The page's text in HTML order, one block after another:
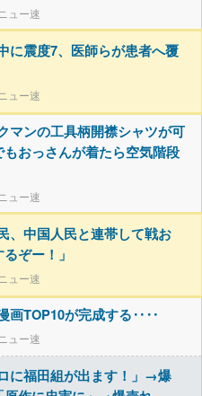
ニュー速
に震度7、医師らが患者へ覆
ニュー速
マンの工具柄開襟シャツが可
おっさんが着たら空気階段
ニュー速
、中国人民と連帯して戦お
ぞー！」
ニュー速
画TOP10が完成する‥‥
ニュー速
に福田組が出ます！」→爆